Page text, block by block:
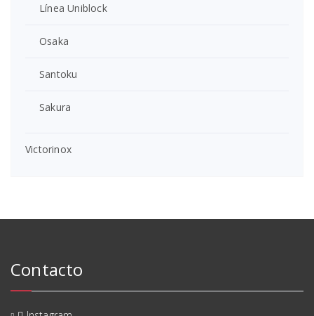
Línea Uniblock
Osaka
Santoku
Sakura
Victorinox
Contacto